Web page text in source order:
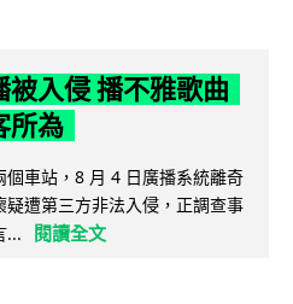
被入侵 播不雅歌曲
所為
個車站，8 月 4 日廣播系統離奇
遭第三方非法入侵，正調查事
...
閱讀全文